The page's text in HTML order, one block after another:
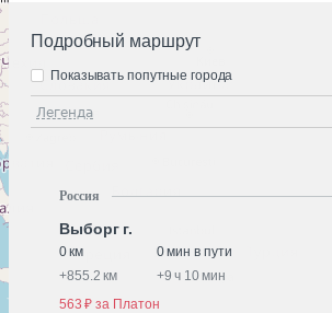
Подробный маршрут
Легенда
Показывать попутные города
Россия
Выборг г.
0 км
0 мин в пути
+855.2 км +9 ч 10 мин
563 ₽ за Платон